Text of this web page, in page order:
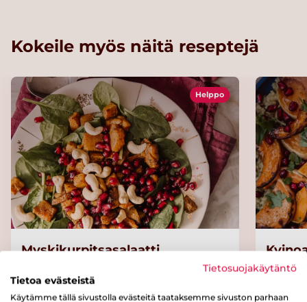
Kokeile myös näitä reseptejä
Helppo
Myskikurpitsasalaatti
Tietosuojakäytäntö
Tietoa evästeistä
Käytämme tällä sivustolla evästeitä taataksemme sivuston parhaan